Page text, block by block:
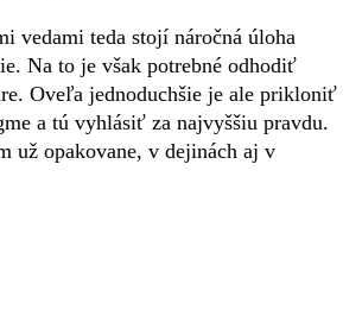
vedami teda stojí náročná úloha
Na to je však potrebné odhodiť
Oveľa jednoduchšie je ale prikloniť
a tú vyhlásiť za najvyššiu pravdu.
už opakovane, v dejinách aj v